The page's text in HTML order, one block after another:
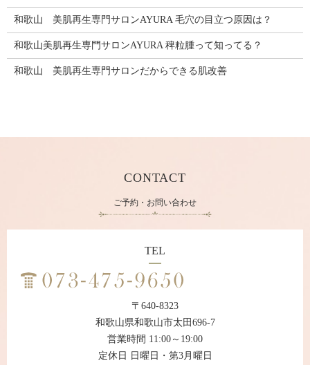
和歌山 美肌再生専門サロンAYURA 毛穴の目立つ原因は？
和歌山美肌再生専門サロンAYURA 稗粒腫って知ってる？
和歌山 美肌再生専門サロンだからできる肌改善
CONTACT
ご予約・お問い合わせ
TEL
〒640-8323
和歌山県和歌山市太田696-7
営業時間 11:00～19:00
定休日 日曜日・第3月曜日